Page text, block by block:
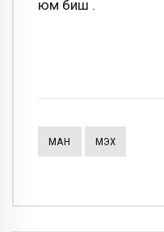
юм биш үү.
МАН МҮЭХ